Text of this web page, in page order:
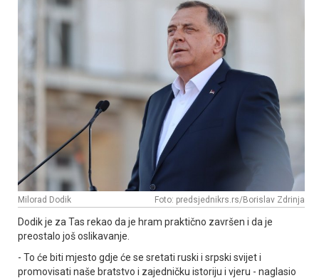
Milorad Dodik Foto: predsjednikrs.rs/Borislav Zdrinja
Dodik je za Tas rekao da je hram praktično završen i da je
preostalo još oslikavanje.
- To će biti mjesto gdje će se sretati ruski i srpski svijet i
promovisati naše bratstvo i zajedničku istoriju i vjeru - naglasio